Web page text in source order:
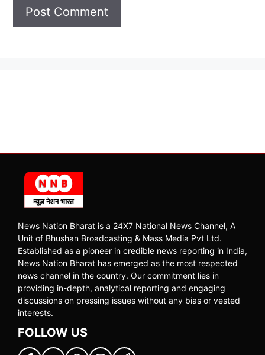
News Nation Bharat is a 24X7 National News Channel, A
Unit of Bhushan Broadcasting & Mass Media Pvt Ltd.
Established as a pioneer in credible news reporting in India,
News Nation Bharat has emerged as the most respected
news channel in the country. Our commitment lies in
providing in-depth, analytical reporting and engaging
discussions on pressing issues without any bias or vested
interests.
FOLLOW US